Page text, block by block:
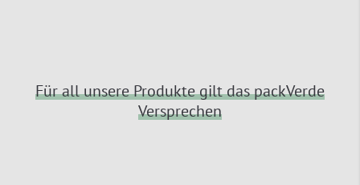
Für all unsere Produkte gilt das packVerde
Versprechen